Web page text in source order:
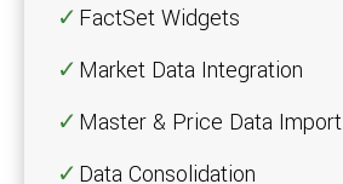
FactSet Widgets
Market Data Integration
Master & Price Data Import
Data Consolidation